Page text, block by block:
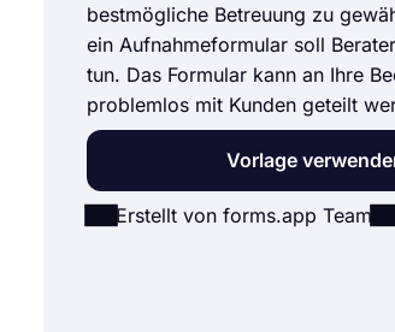
bestmögliche Betreuung zu
ein Aufnahmeformular soll
tun. Das Formular kann an Ihre
problemlos mit Kunden geteilt
Vorlage
Erstellt von forms.app Team